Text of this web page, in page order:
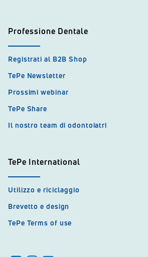
Professione Dentale
Registrati al B2B Shop
TePe Newsletter
Prossimi webinar
TePe Share
Il nostro team di odontoiatri
TePe International
Utilizzo e riciclaggio
Brevetto e design
TePe Terms of use